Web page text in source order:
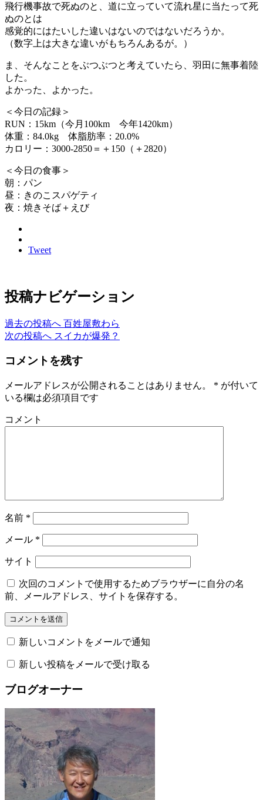
飛行機事故で死ぬのと、道に立っていて流れ星に当たって死
ぬのとは
感覚的にはたいした違いはないのではないだろうか。
（数字上は大きな違いがもちろんあるが。）
ま、そんなことをぶつぶつと考えていたら、羽田に無事着陸
した。
よかった、よかった。
＜今日の記録＞
RUN：15km（今月100km 今年1420km）
体重：84.0kg 体脂肪率：20.0%
カロリー：3000-2850＝＋150（＋2820）
＜今日の食事＞
朝：パン
昼：きのこスパゲティ
夜：焼きそば＋えび
Tweet
投稿ナビゲーション
過去の投稿へ 百姓屋敷わら
次の投稿へ スイカが爆発？
コメントを残す
メールアドレスが公開されることはありません。 * が付いて
いる欄は必須項目です
コメント
名前 *
メール *
サイト
次回のコメントで使用するためブラウザーに自分の名
前、メールアドレス、サイトを保存する。
新しいコメントをメールで通知
新しい投稿をメールで受け取る
ブログオーナー